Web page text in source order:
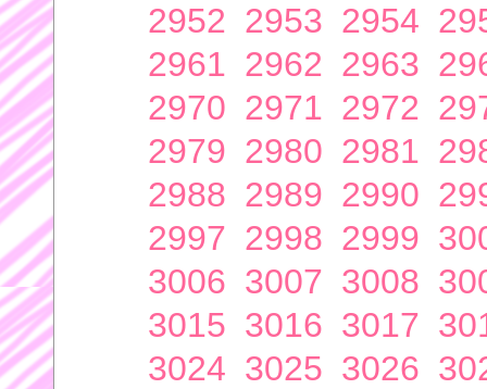
2952 2953 2954
2961 2962 2963
2970 2971 2972
2979 2980 2981
2988 2989 2990
2997 2998 2999
3006 3007 3008
3015 3016 3017
3024 3025 3026